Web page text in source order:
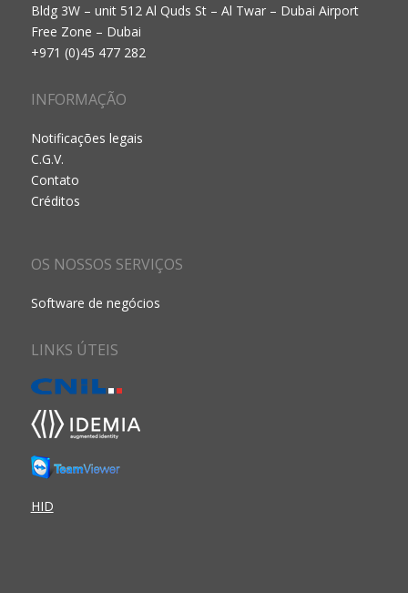
Bldg 3W – unit 512 Al Quds St – Al Twar – Dubai Airport
Free Zone – Dubai
+971 (0)45 477 282
INFORMAÇÃO
Notificações legais
C.G.V.
Contato
Créditos
OS NOSSOS SERVIÇOS
Software de negócios
LINKS ÚTEIS
HID